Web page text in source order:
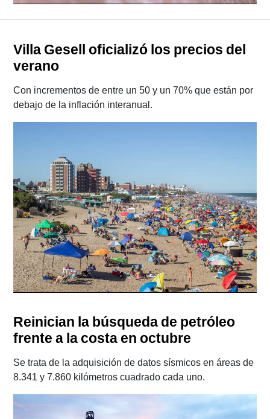
Villa Gesell oficializó los precios del
verano
Con incrementos de entre un 50 y un 70% que están por
debajo de la inflación interanual.
Reinician la búsqueda de petróleo
frente a la costa en octubre
Se trata de la adquisición de datos sísmicos en áreas de
8.341 y 7.860 kilómetros cuadrado cada uno.